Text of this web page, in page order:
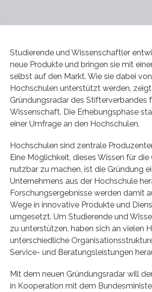
Studierende und Wissenschaftler
neue Produkte und bringen sie mit
selbst auf den Markt. Wie sie dabei
Hochschulen unterstützt werden,
Gründungsradar des Stifterverbandes
Wissenschaft. Die Erhebungsphase
einer Umfrage an den Hochschulen.
Hochschulen sind zentrale
Eine Möglichkeit, dieses Wissen für
nutzbar zu machen, ist die Gründung
Unternehmens aus der Hochschule
Forschungsergebnisse werden damit
Wege in innovative Produkte und
umgesetzt. Um Studierende und
zu unterstützen, haben sich an vielen
unterschiedliche
Service- und Beratungsleistungen
Mit dem neuen Gründungsradar will
in Kooperation mit dem